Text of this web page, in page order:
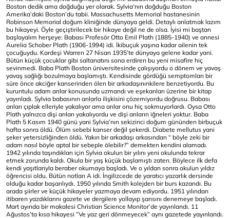
Boston dedik ama doğduğu yer olarak. Sylvia‘nın doğduğu Boston
Amerika’daki Boston’du tabii. Massachusetts Memorial hastanesinin
Robinson Memorial doğum kliniğinde dünyaya geldi. Detaylı anlatmak lazım
bu hikayeyi. Öyle geçiştirilecek bir hikaye değil ne de olsa. İyisi mi baştan
başlayalım herşeye: Babası Profesör Otto Emil Plath (1885-1940) ve annesi
Aurelia Schober Plath (1906-1994) idi. İkibuçuk yaşına kadar ailenin tek
çocuğuydu. Kardeşi Warren 27 Nisan 1935’te dünyaya gelene kadar yani.
Bütün küçük çocuklar gibi saltanatını sona erdiren bu yeni misafire hiç
sevinmedi. Baba Plath Boston üniversitesinde çalışıyordu o dönem ve yavaş
yavaş sağlığı bozulmaya başlamıştı. Kendisinde gördüğü semptomları bir
süre önce akciğer kanserinden ölen bir arkadaşınınkilere benzetiyordu. Bu
kuruntulu adam arılar konusunda uzmandı ve eşekarıları üzerine bir kitap
yayınladı. Sylvia babasının arılarla ilişkisini çözemiyordu doğrusu. Babası
arıları çıplak elleriyle yakalıyor ama arılar onu hiç sokmuyorlardı. Oysa Otto
Plath yalnızca dişi arıları yakalıyordu ve dişi arıların iğneleri yoktur. Baba
Plath 5 Kasım 1940 günü yani Sylvia’nın sekizinci doğum gününden birbuçuk
hafta sonra öldü. Ölüm sebebi kanser değil şekerdi. Diabete mellutus yani
şeker yetersizliğinden öldü. Yakın bir arkadaşı arkasından “ böyle zeki bir
adam nasıl böyle aptal bir sebeple ölebilir?” demekten kendini alamadı.
1942 yılında taşındıkları için Sylvia okulun bir yılını yeni okulunda tekrar
etmek zorunda kaldı. Okula bir yaş küçük başlamıştı zaten. Böylece ilk defa
kendi yaşıtlarıyla beraber okumaya başladı. Ve o yıldan sonra okulun yıldız
öğrencisi oldu. Bütün notları A idi. İngilizcede de yaratıcı yazarlık dersinde
olduğu kadar başarılıydı. 1950 yılında Smith kolejden bir burs kazandı. Bu
arada şiirler ve küçük hikayeler yazmaya devam ediyordu. 1951 yılından
itibaren yazdıklarını gazete ve dergilere yollayıp şansını denemeye başladı.
Mart ayında bir makalesi Christian Science Monitor’de yayınlandı. 11
Ağustos’ta kısa hikayesi “Ve yaz geri dönmeyecek” aynı gazetede yayınlandı.